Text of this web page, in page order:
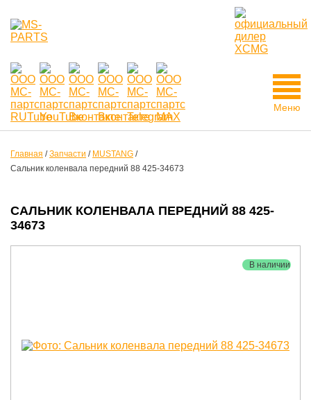
Меню
Главная /Запчасти / MUSTANG /
Сальник коленвала передний 88 425-34673
САЛЬНИК КОЛЕНВАЛА ПЕРЕДНИЙ 88 425-
34673
В наличии